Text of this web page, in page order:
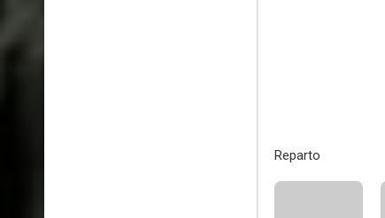
Reparto